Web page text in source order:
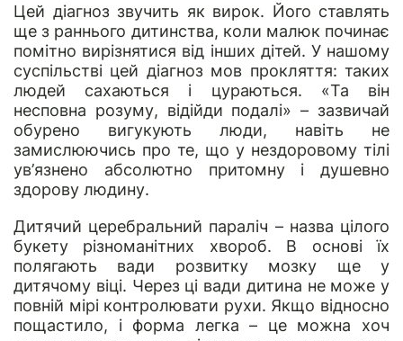
Цей діагноз звучить як вирок. Його ставлять
ще з раннього дитинства, коли малюк починає
помітно вирізнятися від інших дітей. У нашому
суспільстві цей діагноз мов прокляття: таких
людей сахаються і цураються. «Та він
несповна розуму, відійди подалі» – зазвичай
обурено вигукують люди, навіть не
замислюючись про те, що у нездоровому тілі
ув’язнено абсолютно притомну і душевно
здорову людину.
Дитячий церебральний параліч – назва цілого
букету різноманітних хвороб. В основі їх
полягають вади розвитку мозку ще у
дитячому віці. Через ці вади дитина не може у
повній мірі контролювати рухи. Якщо відносно
пощастило, і форма легка – це можна хоч